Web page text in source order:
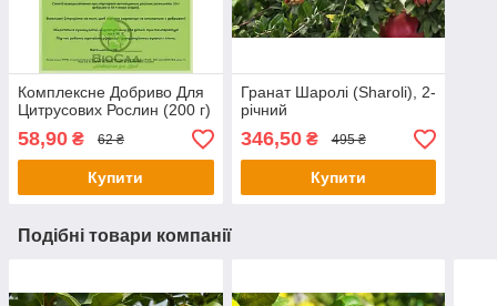
Комплексне Добриво Для
Цитрусових Рослин (200 г)
58,90 ₴ 62 ₴
Купити
Гранат Шаролі (Sharoli), 2-
річний
346,50₴ 495 ₴
Купити
Подібні товари компанії